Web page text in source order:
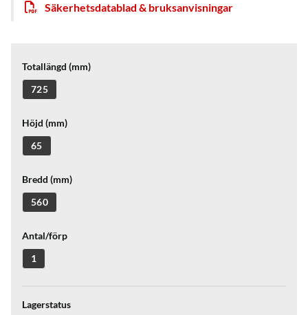
Säkerhetsdatablad & bruksanvisningar
Totallängd (mm)
725
Höjd (mm)
65
Bredd (mm)
560
Antal/förp
1
Lagerstatus